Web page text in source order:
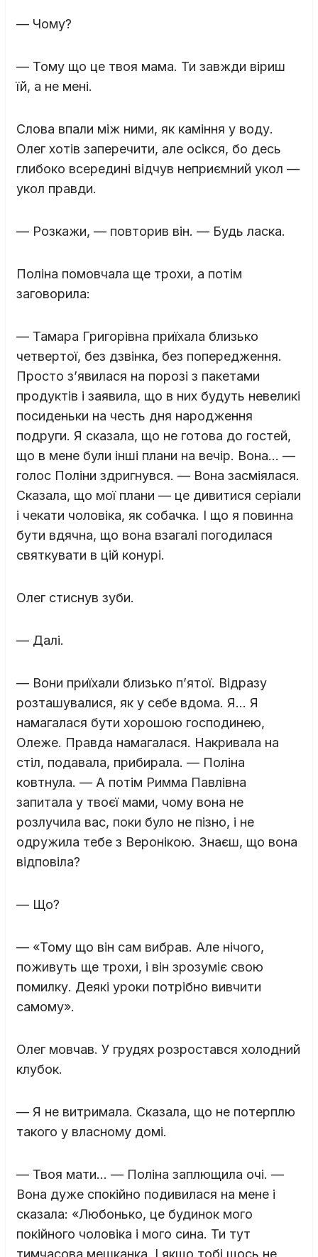
— Чому?
— Тому що це твоя мама. Ти завжди віриш
їй, а не мені.
Слова впали між ними, як каміння у воду.
Олег хотів заперечити, але осікся, бо десь
глибоко всередині відчув неприємний укол —
укол правди.
— Розкажи, — повторив він. — Будь ласка.
Поліна помовчала ще трохи, а потім
заговорила:
— Тамара Григорівна приїхала близько
четвертої, без дзвінка, без попередження.
Просто з’явилася на порозі з пакетами
продуктів і заявила, що в них будуть невеликі
посиденьки на честь дня народження
подруги. Я сказала, що не готова до гостей,
що в мене були інші плани на вечір. Вона… —
голос Поліни здригнувся. — Вона засміялася.
Сказала, що мої плани — це дивитися серіали
і чекати чоловіка, як собачка. І що я повинна
бути вдячна, що вона взагалі погодилася
святкувати в цій конурі.
Олег стиснув зуби.
— Далі.
— Вони приїхали близько п’ятої. Відразу
розташувалися, як у себе вдома. Я… Я
намагалася бути хорошою господинею,
Олеже. Правда намагалася. Накривала на
стіл, подавала, прибирала. — Поліна
ковтнула. — А потім Римма Павлівна
запитала у твоєї мами, чому вона не
розлучила вас, поки було не пізно, і не
одружила тебе з Веронікою. Знаєш, що вона
відповіла?
— Що?
— «Тому що він сам вибрав. Але нічого,
поживуть ще трохи, і він зрозуміє свою
помилку. Деякі уроки потрібно вивчити
самому».
Олег мовчав. У грудях розростався холодний
клубок.
— Я не витримала. Сказала, що не потерплю
такого у власному домі.
— Твоя мати… — Поліна заплющила очі. —
Вона дуже спокійно подивилася на мене і
сказала: «Любонько, це будинок мого
покійного чоловіка і мого сина. Ти тут
тимчасова мешканка. І якщо тобі щось не